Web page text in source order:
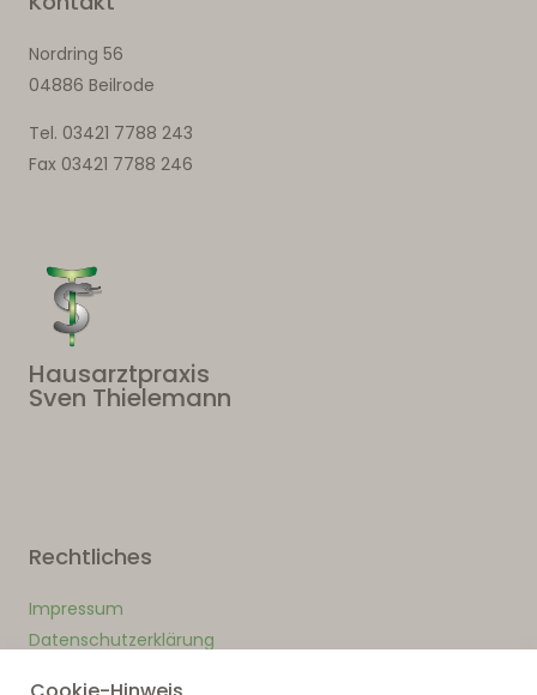
Nordring 56
04886 Beilrode
Tel. 03421 7788 243
Fax 03421 7788 246
Hausarztpraxis
Sven Thielemann
Rechtliches
Impressum
Datenschutzerklärung